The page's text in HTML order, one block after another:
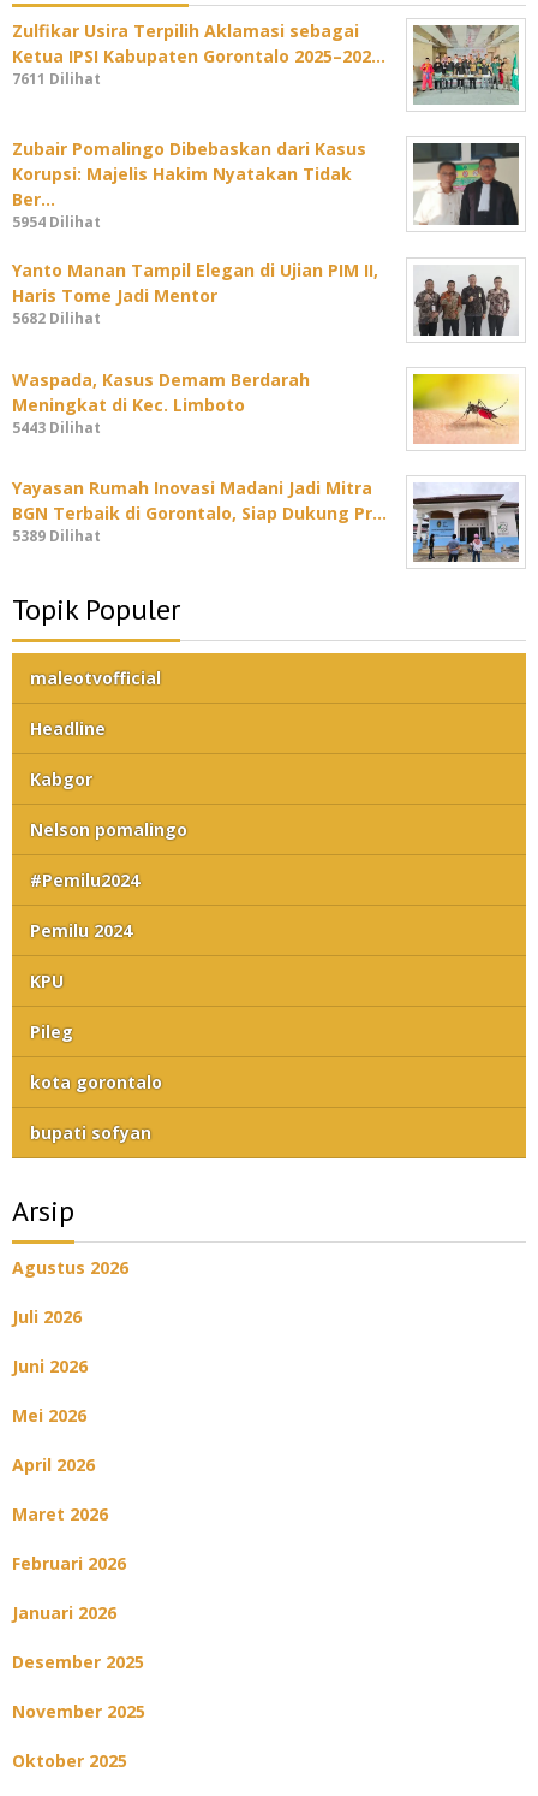
Zulfikar Usira Terpilih Aklamasi sebagai
Ketua IPSI Kabupaten Gorontalo 2025–202…
7611 Dilihat
Zubair Pomalingo Dibebaskan dari Kasus
Korupsi: Majelis Hakim Nyatakan Tidak
Ber…
5954 Dilihat
Yanto Manan Tampil Elegan di Ujian PIM II,
Haris Tome Jadi Mentor
5682 Dilihat
Waspada, Kasus Demam Berdarah
Meningkat di Kec. Limboto
5443 Dilihat
Yayasan Rumah Inovasi Madani Jadi Mitra
BGN Terbaik di Gorontalo, Siap Dukung Pr…
5389 Dilihat
Topik Populer
maleotvofficial
Headline
Kabgor
Nelson pomalingo
#Pemilu2024
Pemilu 2024
KPU
Pileg
kota gorontalo
bupati sofyan
Arsip
Agustus 2026
Juli 2026
Juni 2026
Mei 2026
April 2026
Maret 2026
Februari 2026
Januari 2026
Desember 2025
November 2025
Oktober 2025